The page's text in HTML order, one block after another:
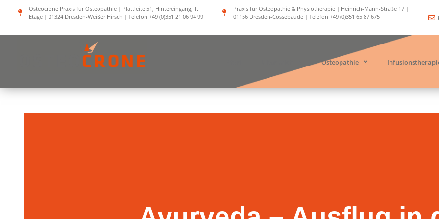
Osteocrone Praxis für Osteopathie | Plattleite 51, Hintereingang, 1.
Etage | 01324 Dresden-Weißer Hirsch | Telefon +49 (0)351 21 06 94 99
Praxis für Osteopathie & Physiotherapie | Heinrich-Mann-Straße 17 |
01156 Dresden-Cossebaude | Telefon +49 (0)351 65 87 675
Osteopathie